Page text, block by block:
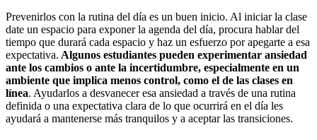
Prevenirlos con la rutina del día es un buen inicio. Al iniciar la clase
date un espacio para exponer la agenda del día, procura hablar del
tiempo que durará cada espacio y haz un esfuerzo por apegarte a esa
expectativa. Algunos estudiantes pueden experimentar ansiedad
ante los cambios o ante la incertidumbre, especialmente en un
ambiente que implica menos control, como el de las clases en
línea. Ayudarlos a desvanecer esa ansiedad a través de una rutina
definida o una expectativa clara de lo que ocurrirá en el día les
ayudará a mantenerse más tranquilos y a aceptar las transiciones.